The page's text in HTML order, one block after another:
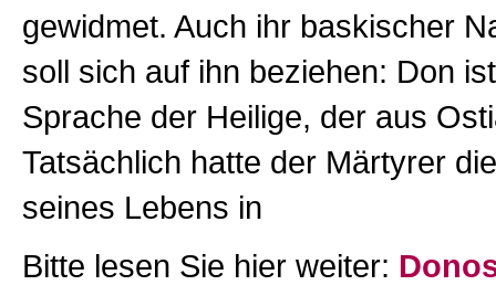
gewidmet. Auch ihr baskischer
soll sich auf ihn beziehen: Don
Sprache der Heilige, der aus
Tatsächlich hatte der Märtyrer
seines Lebens in
Bitte lesen Sie hier weiter: